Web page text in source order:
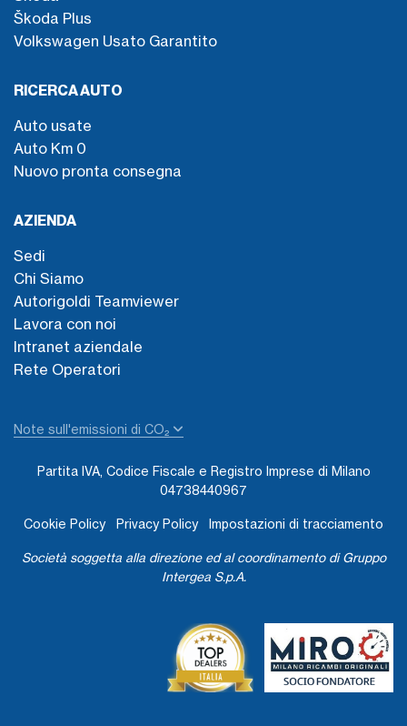
Škoda Plus
Volkswagen Usato Garantito
RICERCA AUTO
Auto usate
Auto Km 0
Nuovo pronta consegna
AZIENDA
Sedi
Chi Siamo
Autorigoldi Teamviewer
Lavora con noi
Intranet aziendale
Rete Operatori
Note sull'emissioni di CO₂
Partita IVA, Codice Fiscale e Registro Imprese di Milano
04738440967
Cookie Policy Privacy Policy Impostazioni di tracciamento
Società soggetta alla direzione ed al coordinamento di Gruppo
Intergea S.p.A.